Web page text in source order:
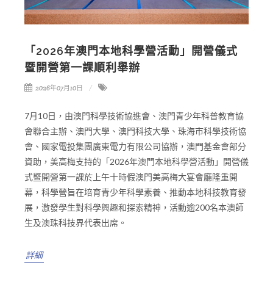
「2026年澳門本地科學營活動」開營儀式
暨開營第一課順利舉辦
2026年07月10日
7月10日，由澳門科學技術協進會、澳門青少年科普教育協
會聯合主辦、澳門大學、澳門科技大學、珠海市科學技術協
會、國家電投集團廣東電力有限公司協辦，澳門基金會部分
資助，美高梅支持的「2026年澳門本地科學營活動」開營儀
式暨開營第一課於上午十時假澳門美高梅大宴會廳隆重開
幕，科學營旨在培育青少年科學素養、推動本地科技教育發
展，激發學生對科學興趣和探索精神，活動逾200名本澳師
生及澳珠科技界代表出席。
詳細